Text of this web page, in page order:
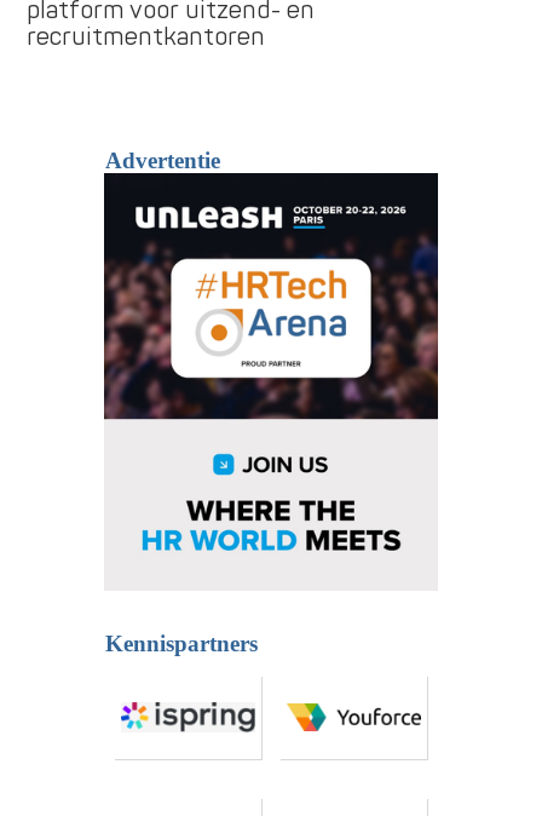
platform voor uitzend- en
recruitmentkantoren
Advertentie
Kennispartners